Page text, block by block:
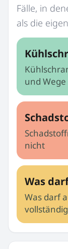
Fälle, in
als die
und Wege
nicht
Was
Was darf